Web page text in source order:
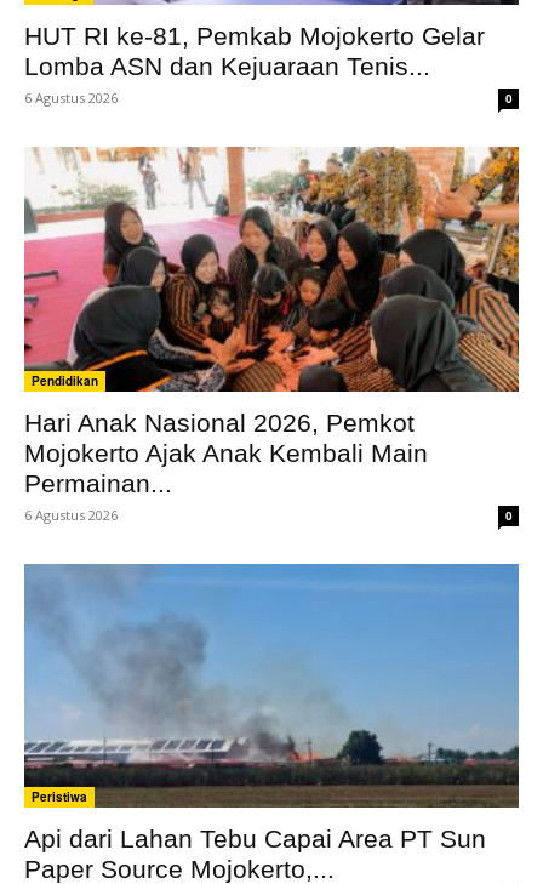
HUT RI ke-81, Pemkab Mojokerto Gelar
Lomba ASN dan Kejuaraan Tenis...
6 Agustus 2026 0
Pendidikan
Hari Anak Nasional 2026, Pemkot
Mojokerto Ajak Anak Kembali Main
Permainan...
6 Agustus 2026 0
Peristiwa
Api dari Lahan Tebu Capai Area PT Sun
Paper Source Mojokerto,...